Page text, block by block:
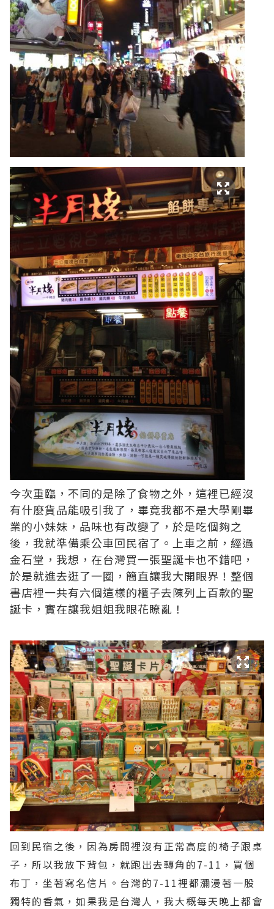
今次重臨，不同的是除了食物之外，這裡已經沒
有什麼貨品能吸引我了，畢竟我都不是大學剛畢
業的小妹妹，品味也有改變了，於是吃個夠之
後，我就準備乘公車回民宿了。上車之前，經過
金石堂，我想，在台灣買一張聖誕卡也不錯吧，
於是就進去逛了一圈，簡直讓我大開眼界！整個
書店裡一共有六個這樣的櫃子去陳列上百款的聖
誕卡，實在讓我姐姐我眼花瞭亂！
回到民宿之後，因為房間裡沒有正常高度的椅子跟桌
子，所以我放下背包，就跑出去轉角的7-11，買個
布丁，坐著寫名信片。台灣的7-11裡都瀰漫著一股
獨特的香氣，如果我是台灣人，我大概每天晚上都會